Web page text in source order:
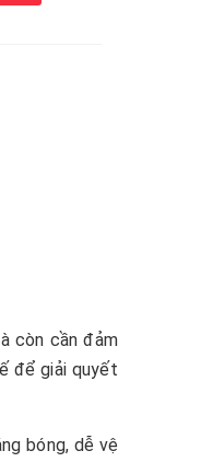
còn cần đảm
để giải quyết
bóng, dễ vệ